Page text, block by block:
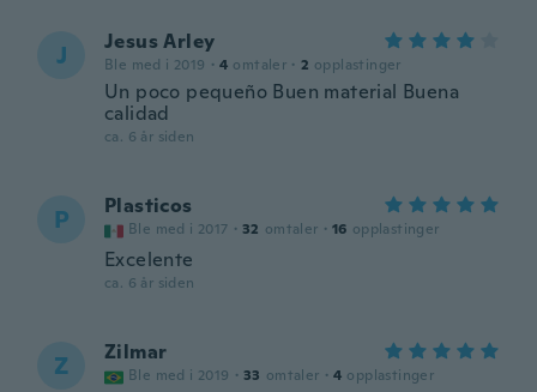
J Jesus Arley
Ble med i 2019 · 4 omtaler · 2 opplastinger
Un poco pequeño Buen material Buena
calidad
ca. 6 år siden
P Plasticos
Ble med i 2017 · 32 omtaler · 16 opplastinger
Excelente
ca. 6 år siden
Z Zilmar
Ble med i 2019 · 33 omtaler · 4 opplastinger